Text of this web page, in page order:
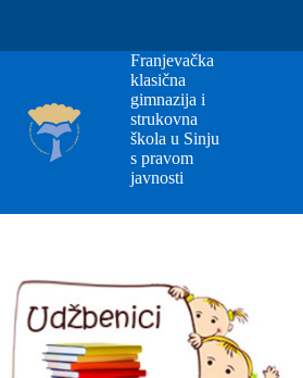
Franjevačka
klasična
gimnazija i
strukovna
škola u Sinju
s pravom
javnosti